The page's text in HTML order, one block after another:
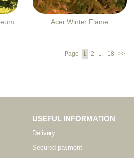
Acer Winter Flame
Page 1 2 ... 18 >>
USEFUL INFORMATION
Delivery
Secured payment